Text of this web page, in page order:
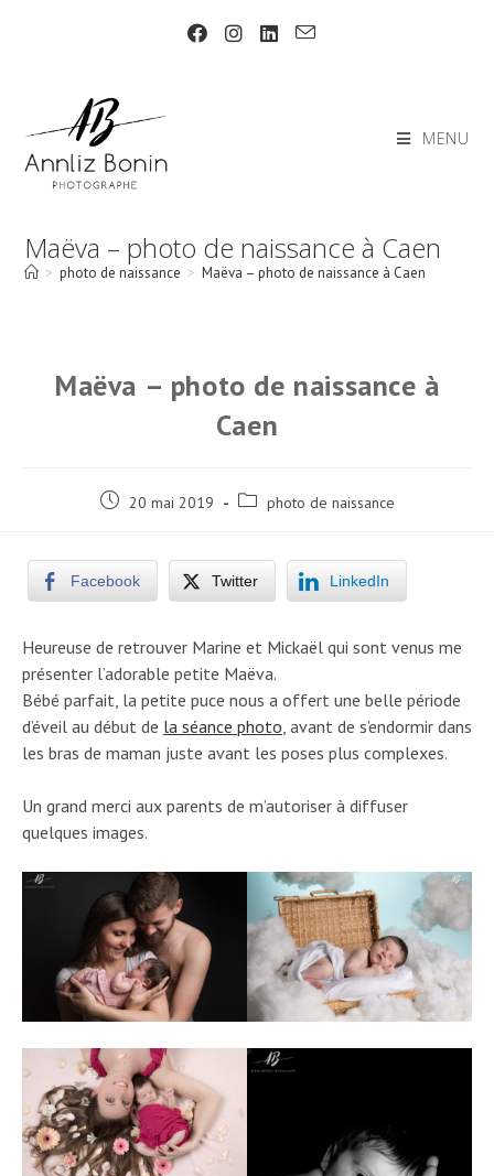
MENU
Maëva – photo de naissance à Caen
> photo de naissance > Maëva – photo de naissance à Caen
Maëva – photo de naissance à
Caen
Post 20 mai 2019
Post photo de naissance
Facebook Twitter LinkedIn
Heureuse de retrouver Marine et Mickaël qui sont venus me
présenter l’adorable petite Maëva.
Bébé parfait, la petite puce nous a offert une belle période
d’éveil au début de la séance photo, avant de s’endormir dans
les bras de maman juste avant les poses plus complexes.
Un grand merci aux parents de m’autoriser à diffuser
quelques images.